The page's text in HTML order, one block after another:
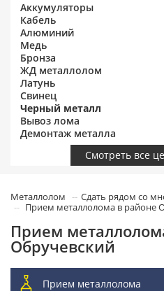
Аккумуляторы
Кабель
Алюминий
Медь
Бронза
ЖД металлолом
Латунь
Свинец
Черный металл
Вывоз лома
Демонтаж металла
Смотреть все
Металлолом
Сдать рядом со
Прием металлолома в районе
Прием
Обручевский
Прием металлолома